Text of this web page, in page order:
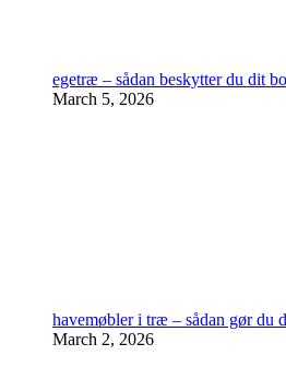
egetræ – sådan beskytter du dit
March 5, 2026
havemøbler i træ – sådan gør du
March 2, 2026